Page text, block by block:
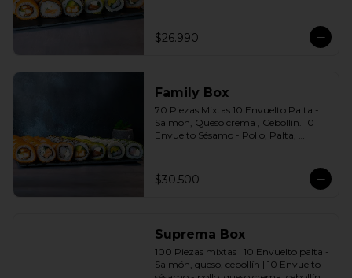
Pollo, queso crema, cebollín. 10 Panko
- Champiñón, queso crema, cebollín.
$26.990
Family Box
70 Piezas Mixtas 10 Envuelto Palta -
Salmón, Queso crema , Cebollín. 10
Envuelto Sésamo - Pollo, Palta,
Ciboulette - Camarón, queso crema,
cebollín. 10 Panko - Pollo, Queso
7 Salsas a elección soya o agridulce
Bless + 6 palitos
$30.500
Suprema Box
100 Piezas mixtas | 10 Envuelto palta -
Salmón, queso, cebollín | 10 Envuelto